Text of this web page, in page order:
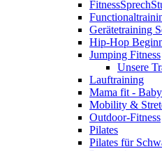
Gerätetraining
Hip-Hop
Jumping Fitness
Unsere
Lauftraining
Mama fit -
Mobility &
Outdoor-Fitness
Pilates
Pilates für